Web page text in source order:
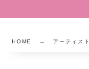
HOME アーティスト